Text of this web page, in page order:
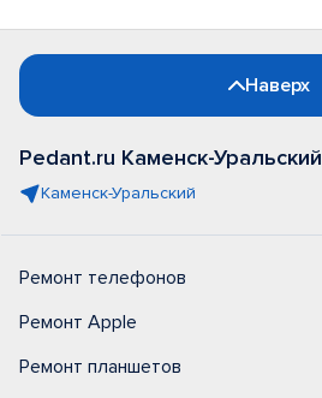
Наверх
Pedant.ru Каменск-Уральский
Каменск-Уральский
Ремонт телефонов
Ремонт Apple
Ремонт планшетов